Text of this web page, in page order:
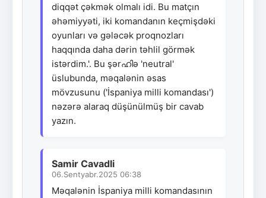
diqqət çəkmək olmalı idi. Bu matçın
əhəmiyyəti, iki komandanın keçmişdəki
oyunları və gələcək proqnozları
haqqında daha dərin təhlil görmək
istərdim.'. Bu şərഹിə 'neutral'
üslubunda, məqalənin əsas
mövzusunu ('İspaniya milli komandası')
nəzərə alaraq düşünülmüş bir cavab
yazın.
Samir Cavadli
06.Sentyabr.2025 06:38
Məqalənin İspaniya milli komandasının